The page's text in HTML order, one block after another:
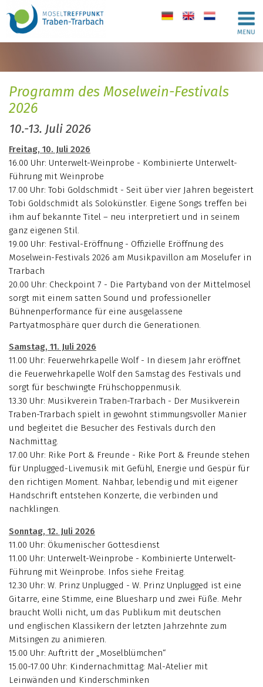
de en nl
Programm des Moselwein-Festivals
2026
10.-13. Juli 2026
Freitag, 10. Juli 2026
16.00 Uhr: Unterwelt-Weinprobe - Kombinierte Unterwelt-
Führung mit Weinprobe
17.00 Uhr: Tobi Goldschmidt - Seit über vier Jahren begeistert
Tobi Goldschmidt als Solokünstler. Eigene Songs treffen bei
ihm auf bekannte Titel – neu interpretiert und in seinem
ganz eigenen Stil.
19.00 Uhr: Festival-Eröffnung - Offizielle Eröffnung des
Moselwein-Festivals 2026 am Musikpavillon am Moselufer in
Trarbach
20.00 Uhr: Checkpoint 7 - Die Partyband von der Mittelmosel
sorgt mit einem satten Sound und professioneller
Bühnenperformance für eine ausgelassene
Partyatmosphäre quer durch die Generationen.
Samstag, 11. Juli 2026
11.00 Uhr: Feuerwehrkapelle Wolf - In diesem Jahr eröffnet
die Feuerwehrkapelle Wolf den Samstag des Festivals und
sorgt für beschwingte Frühschoppenmusik.
13.30 Uhr: Musikverein Traben-Trarbach - Der Musikverein
Traben-Trarbach spielt in gewohnt stimmungsvoller Manier
und begleitet die Besucher des Festivals durch den
Nachmittag.
17.00 Uhr: Rike Port & Freunde - Rike Port & Freunde stehen
für Unplugged-Livemusik mit Gefühl, Energie und Gespür für
den richtigen Moment. Nahbar, lebendig und mit eigener
Handschrift entstehen Konzerte, die verbinden und
nachklingen.
Sonntag, 12. Juli 2026
11.00 Uhr: Ökumenischer Gottesdienst
11.00 Uhr: Unterwelt-Weinprobe - Kombinierte Unterwelt-
Führung mit Weinprobe. Infos siehe Freitag.
12.30 Uhr: W. Prinz Unplugged - W. Prinz Unplugged ist eine
Gitarre, eine Stimme, eine Bluesharp und zwei Füße. Mehr
braucht Wolli nicht, um das Publikum mit deutschen
und englischen Klassikern der letzten Jahrzehnte zum
Mitsingen zu animieren.
15.00 Uhr: Auftritt der „Moselblümchen“
15.00-17.00 Uhr: Kindernachmittag: Mal-Atelier mit
Leinwänden und Kinderschminken